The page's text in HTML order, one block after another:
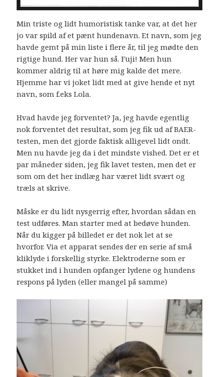
Min triste og lidt humoristisk tanke var, at det her
jo var spild af et pænt hundenavn. Et navn, som jeg
havde gemt på min liste i flere år, til jeg mødte den
rigtige hund. Her var hun så. Fuji! Men hun
kommer aldrig til at høre mig kalde det mere.
Hjemme har vi joket lidt med at give hende et nyt
navn, som f.eks Lola.
Hvad havde jeg forventet? Ja, jeg havde egentlig
nok forventet det resultat, som jeg fik ud af BAER-
testen, men det gjorde faktisk alligevel lidt ondt.
Men nu havde jeg da i det mindste vished. Det er et
par måneder siden, jeg fik lavet testen, men det er
som om det her indlæg har været lidt svært og
træls at skrive.
Måske er du lidt nysgerrig efter, hvordan sådan en
test udføres. Man starter med at bedøve hunden.
Når du kigger på billedet er det nok let at se
hvorfor. Via et apparat sendes der en serie af små
kliklyde i forskellig styrke. Elektroderne som er
stukket ind i hunden opfanger lydene og hundens
respons på lyden (eller mangel på samme)